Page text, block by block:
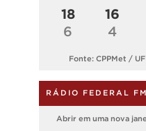
18
6
16
4
Fonte: CPPMet /
RÁDIO FEDERAL FM
Abrir em uma nova